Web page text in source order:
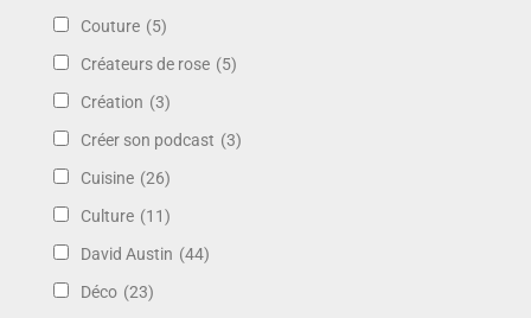
Couture (5)
Créateurs de rose (5)
Création (3)
Créer son podcast (3)
Cuisine (26)
Culture (11)
David Austin (44)
Déco (23)